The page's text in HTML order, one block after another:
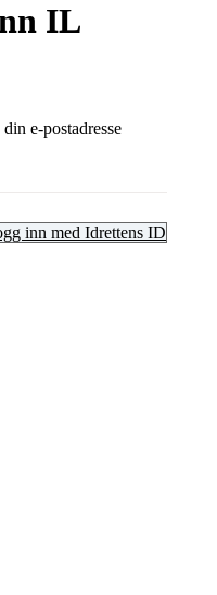
IL
e-postadresse
inn med Idrettens ID